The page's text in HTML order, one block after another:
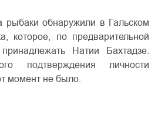
рыбаки обнаружили в Гальском
которое, по предварительной
Натии Бахтадзе.
подтверждения личности
момент не было.